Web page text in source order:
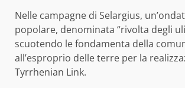
Nelle campagne di Selargius,
popolare, denominata “rivolta degli
scuotendo le fondamenta della
all’esproprio delle terre per la
Tyrrhenian Link.